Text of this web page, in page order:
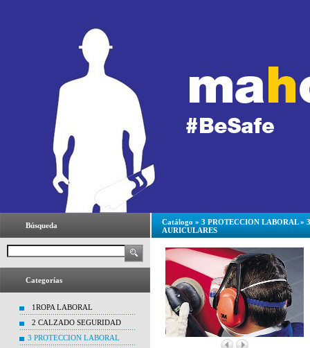
Búsqueda
Categorías
1ROPA LABORAL
2 CALZADO SEGURIDAD
3 PROTECCION LABORAL
Catálogo » 3 PROTECCION LABORAL»
AURICULARES